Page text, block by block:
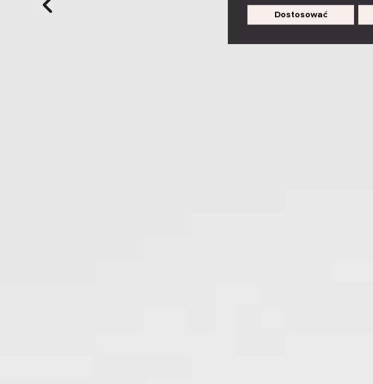
Dostosować